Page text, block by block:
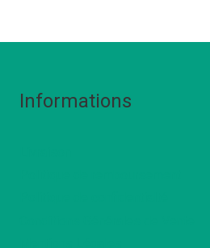
à
Informations